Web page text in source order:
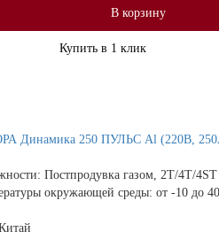
В корзину
Купить в 1 клик
Динамика 250 ПУЛЬС Al (220В,
Постпродувка газом, 2T/4T/4ST
окружающей среды: от -10 до